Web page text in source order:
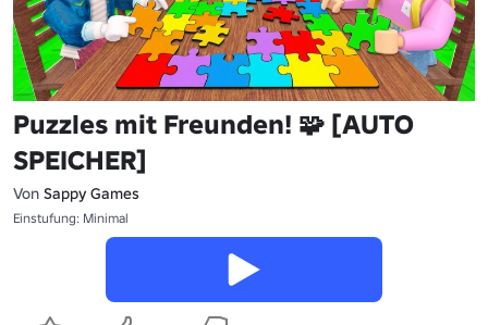
Puzzles mit Freunden! 🧩 [AUTO
SPEICHER]
Von Sappy Games
Einstufung: Minimal